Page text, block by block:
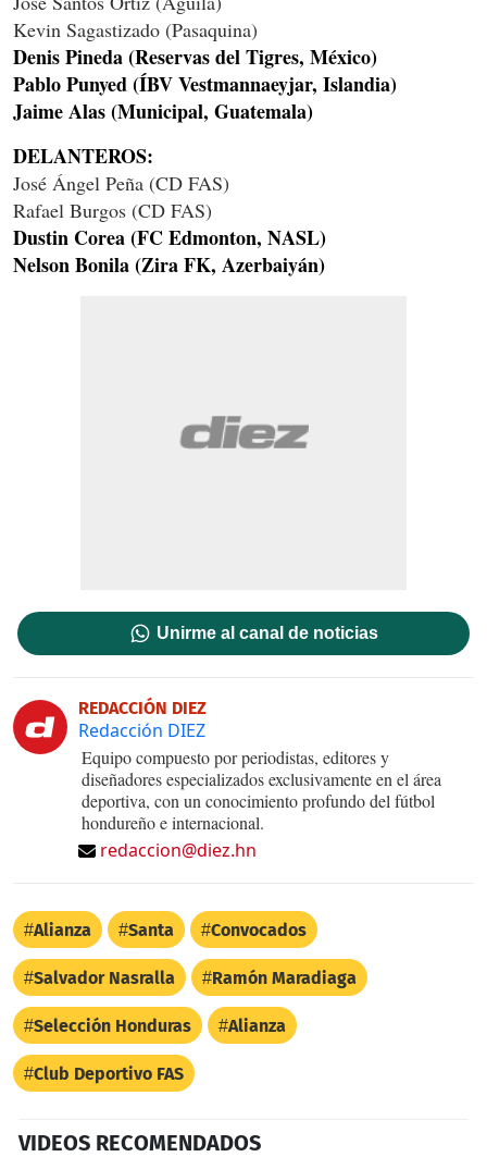
Kevin Sagastizado (Pasaquina)
Denis Pineda (Reservas del Tigres, México)
Pablo Punyed (ÍBV Vestmannaeyjar, Islandia)
Jaime Alas (Municipal, Guatemala)
DELANTEROS:
José Ángel Peña (CD FAS)
Rafael Burgos (CD FAS)
Dustin Corea (FC Edmonton, NASL)
Nelson Bonila (Zira FK, Azerbaiyán)
Unirme al canal de noticias
REDACCIÓN DIEZ
Redacción DIEZ
Equipo compuesto por periodistas, editores y
diseñadores especializados exclusivamente en el área
deportiva, con un conocimiento profundo del fútbol
hondureño e internacional.
redaccion@diez.hn
Alianza Santa Convocados
Salvador Nasralla Ramón Maradiaga
Selección Honduras Alianza
Club Deportivo FAS
VIDEOS RECOMENDADOS